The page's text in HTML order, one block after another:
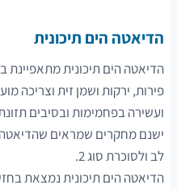
הדיאטה הים תיכונית
הדיאטה הים תיכונית מתאפיינת
פירות, ירקות ושמן זית וצריכה
ועשירה בפחמימות ובסיבים
ישנם מחקרים שמראים
לב ולסוכרת סוג 2.
הדיאטה הים תיכונית נמצאת